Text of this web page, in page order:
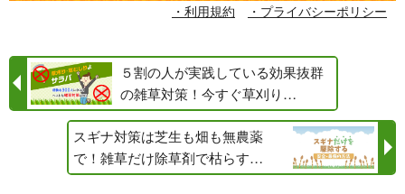
・利用規約 ・プライバシーポリシー
５割の人が実践している効果抜群
の雑草対策！今すぐ草刈り…
スギナ対策は芝生も畑も無農薬
で！雑草だけ除草剤で枯らす…